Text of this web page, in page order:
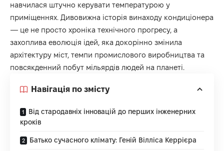
навчилася штучно керувати температурою у
приміщеннях. Дивовижна історія винаходу кондиціонера
— це не просто хроніка технічного прогресу, а
захоплива еволюція ідей, яка докорінно змінила
архітектуру міст, темпи промислового виробництва та
повсякденний побут мільярдів людей на планеті.
Навігація по змісту
Від стародавніх інновацій до перших інженерних
кроків
Батько сучасного клімату: Геній Вілліса Керрієра